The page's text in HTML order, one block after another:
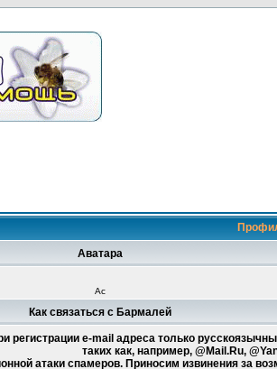
Аватара
Ас
Как связаться с Бармалей
регистрации e-mail адреса только
таких как, например, @Mail.Ru,
атаки спамеров. Приносим извинения за